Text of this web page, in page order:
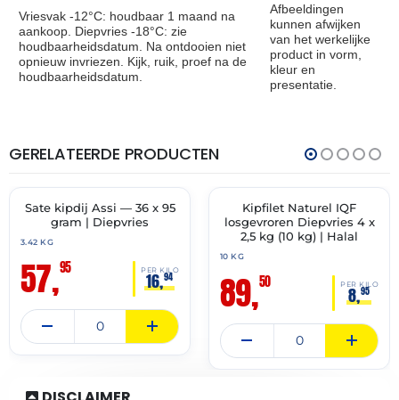
Vriesvak -12°C: houdbaar 1 maand na
aankoop. Diepvries -18°C: zie
houdbaarheidsdatum. Na ontdooien niet
opnieuw invriezen. Kijk, ruik, proef na de
houdbaarheidsdatum.
Afbeeldingen
kunnen afwijken
van het werkelijke
product in vorm,
kleur en
presentatie.
GERELATEERDE PRODUCTEN
✓ VAST ASSORTIMENT
THT:
11-
Sate kipdij Assi — 36 x 95
gram | Diepvries
3.42 KG
57,95 PER KILO
16,94
🔥 OP=OP
Kipfilet Naturel IQF
losgevroren Diepvries 4 x
2,5 kg (10 kg) | Halal
10 KG
89,50 PER KILO
8,95